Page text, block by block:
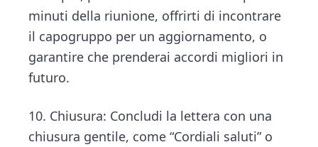
minuti della riunione, offrirti di incontrare
il capogruppo per un aggiornamento, o
garantire che prenderai accordi migliori in
futuro.
10. Chiusura: Concludi la lettera con una
chiusura gentile, come “Cordiali saluti” o